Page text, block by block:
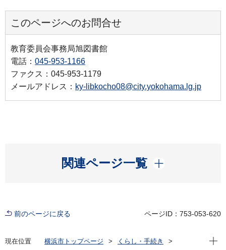
このページへのお問合せ
教育委員会事務局旭図書館
電話： 045-953-1166
ファクス：045-953-1179
メールアドレス： ky-libkocho08@city.yokohama.lg.jp
関連ページ一覧
開く
前のページに戻る ページID：753-053-620
現在位置 横浜市トップページ
くらし・手続き
現在